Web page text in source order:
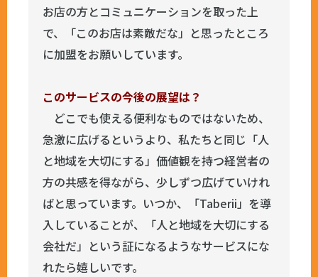
お店の方とコミュニケーションを取った上
で、「このお店は素敵だな」と思ったところ
に加盟をお願いしています。
このサービスの今後の展望は？
どこでも使える便利なものではないため、
急激に広げるというより、私たちと同じ「人
と地域を大切にする」価値観を持つ経営者の
方の共感を得ながら、少しずつ広げていけれ
ばと思っています。いつか、「Taberii」を導
入していることが、「人と地域を大切にする
会社だ」という証になるようなサービスにな
れたら嬉しいです。